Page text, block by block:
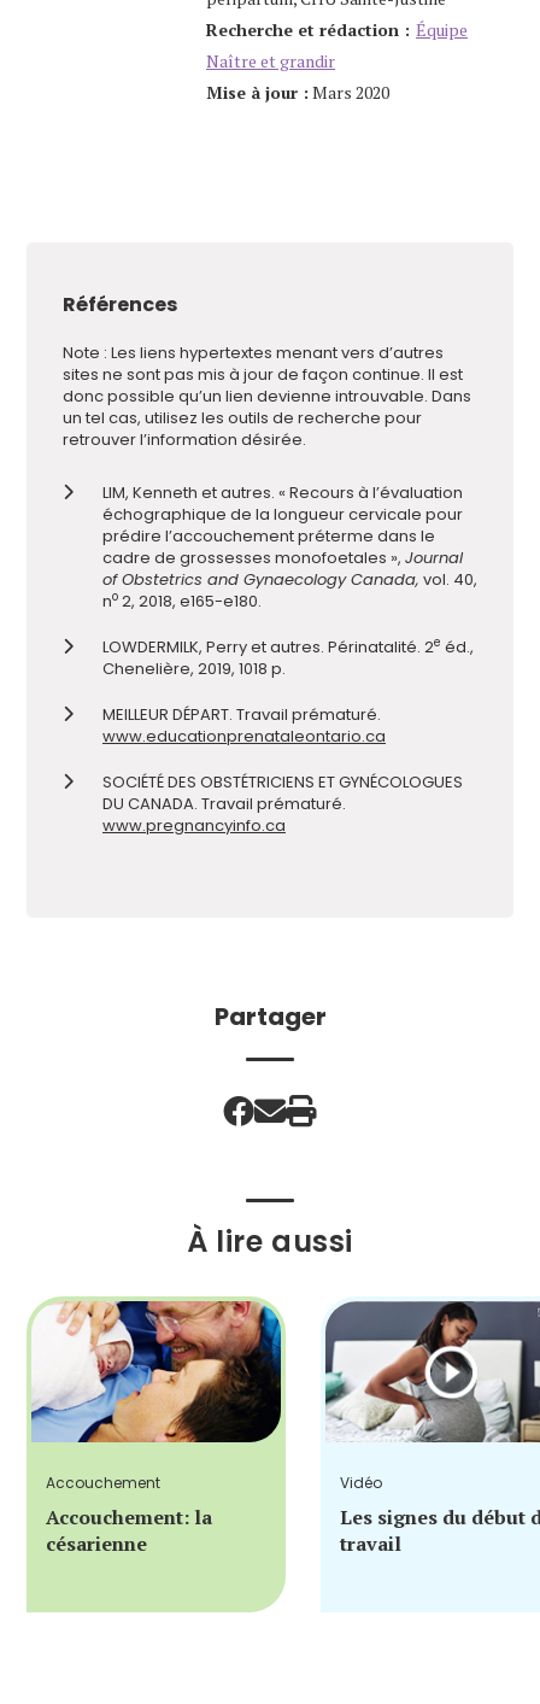
Recherche et rédaction : Équipe
Naître et grandir
Mise à jour : Mars 2020
Références
Note : Les liens hypertextes menant vers d’autres
sites ne sont pas mis à jour de façon continue. Il est
donc possible qu’un lien devienne introuvable. Dans
un tel cas, utilisez les outils de recherche pour
retrouver l’information désirée.
LIM, Kenneth et autres. « Recours à l’évaluation
échographique de la longueur cervicale pour
prédire l’accouchement préterme dans le
cadre de grossesses monofoetales », Journal
of Obstetrics and Gynaecology Canada, vol. 40,
no 2, 2018, e165-e180.
LOWDERMILK, Perry et autres. Périnatalité. 2e éd.,
Chenelière, 2019, 1018 p.
MEILLEUR DÉPART. Travail prématuré.
www.educationprenataleontario.ca
SOCIÉTÉ DES OBSTÉTRICIENS ET GYNÉCOLOGUES
DU CANADA. Travail prématuré.
www.pregnancyinfo.ca
Partager
À lire aussi
Accouchement
Accouchement: la
césarienne
Vidéo
Les signes du début
travail